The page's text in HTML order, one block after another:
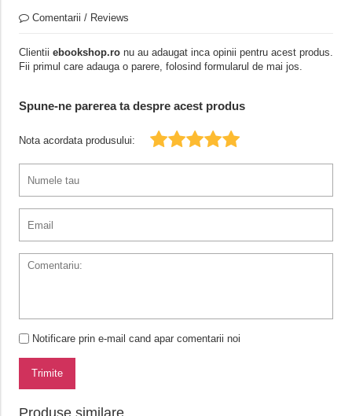
Comentarii / Reviews
Clientii ebookshop.ronu au adaugat inca opinii pentru acest produs.
Fii primul care adauga o parere, folosind formularul de mai jos.
Spune-ne parerea ta despre acest produs
Nota acordata produsului:
Notificare prin e-mail cand apar comentarii noi
Trimite
Produse similare